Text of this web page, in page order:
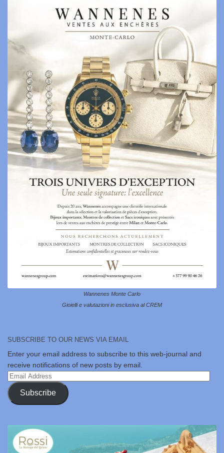
Wannenes Monte Carlo
Gioielli e valutazioni in esclusiva al CREM
SUBSCRIBE TO OUR NEWS VIA EMAIL
Enter your email address to subscribe to this web-journal and
receive notifications of new posts by email.
Email
Address
Subscribe